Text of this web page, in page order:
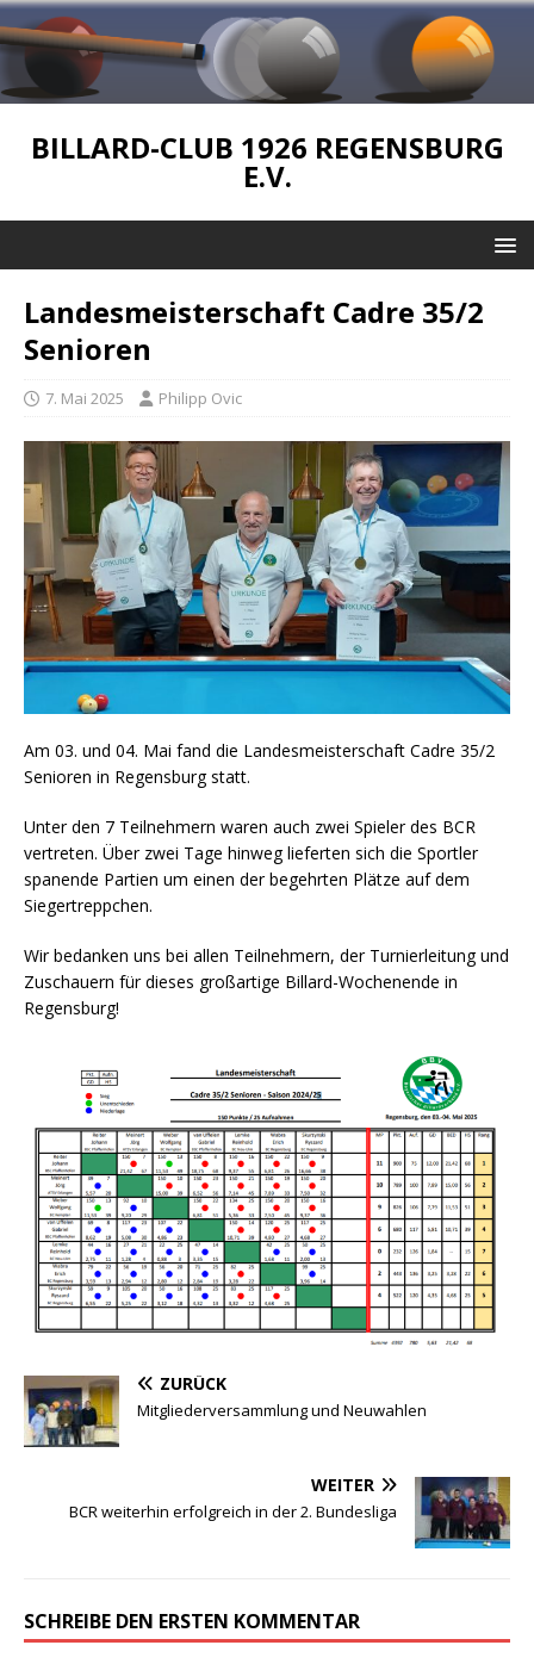
BILLARD-CLUB 1926 REGENSBURG
E.V.
Landesmeisterschaft Cadre 35/2
Senioren
7. Mai 2025 Philipp Ovic
Am 03. und 04. Mai fand die Landesmeisterschaft Cadre 35/2
Senioren in Regensburg statt.
Unter den 7 Teilnehmern waren auch zwei Spieler des BCR
vertreten. Über zwei Tage hinweg lieferten sich die Sportler
spanende Partien um einen der begehrten Plätze auf dem
Siegertreppchen.
Wir bedanken uns bei allen Teilnehmern, der Turnierleitung und
Zuschauern für dieses großartige Billard-Wochenende in
Regensburg!
ZURÜCK
Mitgliederversammlung und Neuwahlen
WEITER
BCR weiterhin erfolgreich in der 2. Bundesliga
SCHREIBE DEN ERSTEN KOMMENTAR